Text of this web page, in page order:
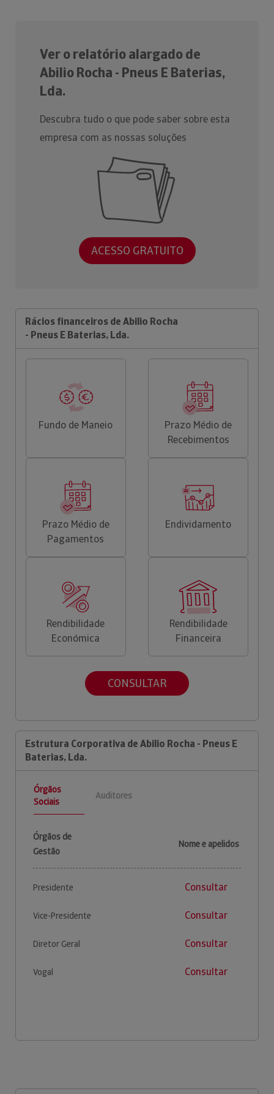
Ver o relatório alargado de
Abilio Rocha - Pneus E Baterias,
Lda.
Descubra tudo o que pode saber sobre esta
empresa com as nossas soluções
ACESSO GRATUITO
Rácios financeiros de Abilio Rocha
- Pneus E Baterias, Lda.
Fundo de Maneio
Prazo Médio de
Recebimentos
Prazo Médio de
Pagamentos
Endividamento
Rendibilidade
Económica
Rendibilidade
Financeira
CONSULTAR
Estrutura Corporativa de Abilio Rocha - Pneus E
Baterias, Lda.
Órgãos
Sociais
Auditores
Órgãos de
Gestão
Nome e apelidos
Presidente Consultar
Vice-Presidente Consultar
Diretor Geral Consultar
Vogal Consultar